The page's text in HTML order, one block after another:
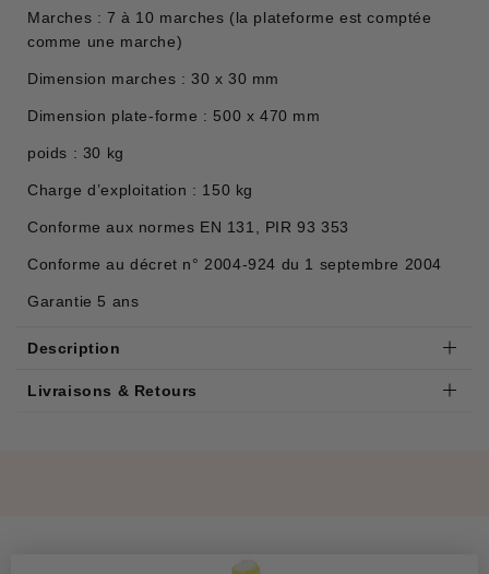
Marches : 7 à 10 marches (la plateforme est comptée
comme une marche)
Dimension marches : 30 x 30 mm
Dimension plate-forme : 500 x 470 mm
poids : 30 kg
Charge d’exploitation : 150 kg
Conforme aux normes EN 131, PIR 93 353
Conforme au décret n° 2004-924 du 1 septembre 2004
Garantie 5 ans
Description
Livraisons & Retours